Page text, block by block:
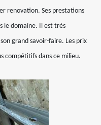
renovation. Ses prestations
le domaine. Il est très
grand savoir-faire. Les prix
compétitifs dans ce milieu.